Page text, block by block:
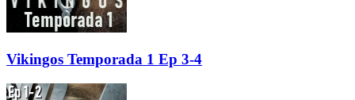
Vikingos Temporada 1 Ep 3-4